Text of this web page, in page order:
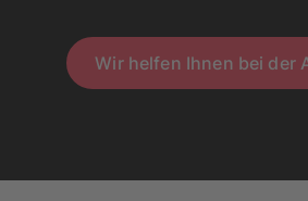
Wir helfen Ihnen bei der